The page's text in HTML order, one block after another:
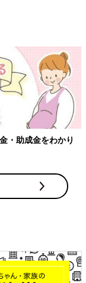
娠中も大丈夫だそ
続きはアプリから＞
💬 9 ♥21
くなると食べた
きはアプリから＞
あああ.....
💬 6♥20
・助成金をわかり